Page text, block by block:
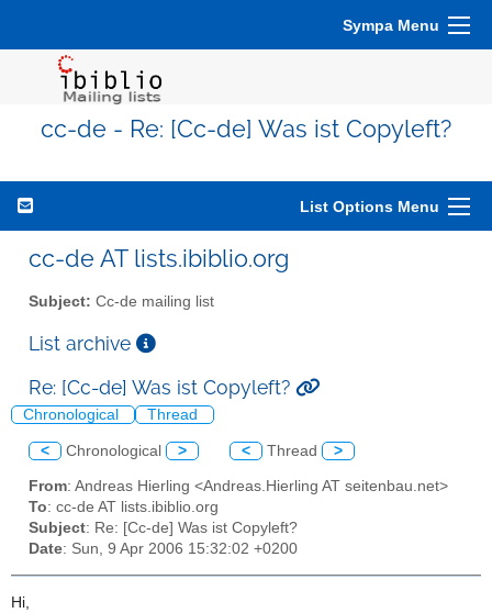
Sympa Menu
cc-de - Re: [Cc-de] Was ist Copyleft?
List Options Menu
cc-de AT lists.ibiblio.org
Subject: Cc-de mailing list
List archive
Re: [Cc-de] Was ist Copyleft?
Chronological Thread
< Chronological > < Thread >
From: Andreas Hierling <Andreas.Hierling AT seitenbau.net>
To: cc-de AT lists.ibiblio.org
Subject: Re: [Cc-de] Was ist Copyleft?
Date: Sun, 9 Apr 2006 15:32:02 +0200
Hi,